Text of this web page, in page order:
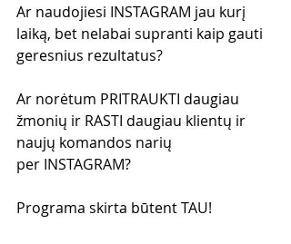
Ar naudojiesi INSTAGRAM jau kurį
laiką, bet nelabai supranti kaip gauti
geresnius rezultatus?
Ar norėtum PRITRAUKTI daugiau
žmonių ir RASTI daugiau klientų ir
naujų komandos narių
per INSTAGRAM?
Programa skirta būtent TAU!